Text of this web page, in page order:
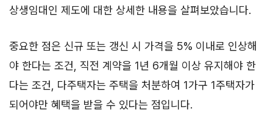
상생임대인 제도에 대한 상세한 내용을 살펴보았습니다.
중요한 점은 신규 또는 갱신 시 가격을 5% 이내로 인상해
야 한다는 조건, 직전 계약을 1년 6개월 이상 유지해야 한
다는 조건, 다주택자는 주택을 처분하여 1가구 1주택자가
되어야만 혜택을 받을 수 있다는 점입니다.